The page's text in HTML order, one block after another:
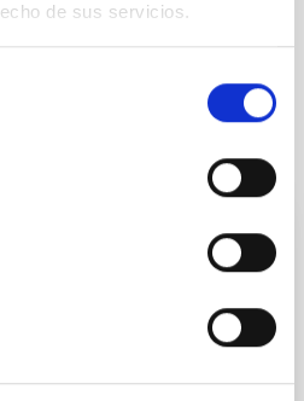
de sus servicios.
2026-057
indefinida (Artículo 23bis